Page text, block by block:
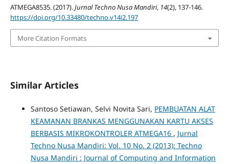
ATMEGA8535. (2017).Jurnal Techno Nusa Mandiri, 14(2), 137-146.
https://doi.org/10.33480/techno.v14i2.197
More Citation Formats
Similar Articles
Santoso Setiawan, Selvi Novita Sari, PEMBUATAN ALAT
KEAMANAN BRANKAS MENGGUNAKAN KARTU AKSES
BERBASIS MIKROKONTROLER ATMEGA16 , Jurnal
Techno Nusa Mandiri: Vol. 10 No. 2 (2013): Techno
Nusa Mandiri : Journal of Computing and Information